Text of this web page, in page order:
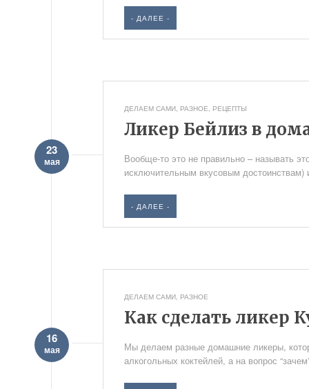
- ДАЛЕЕ -
ДЕЛАЕМ САМИ, РАЗНОЕ, РЕЦЕПТЫ
Ликер Бейлиз в
23
мая
Вообще-то это не правильно – называть
исключительным вкусовым достоинствам)
- ДАЛЕЕ -
ДЕЛАЕМ САМИ, РАЗНОЕ
Как сделать ликер
16
мая
Мы делаем разные домашние ликеры,
алкогольных коктейлей, а на вопрос